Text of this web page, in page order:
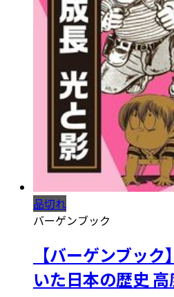
品切れ
バーゲンブック
【バーゲンブッ
いた日本の歴史